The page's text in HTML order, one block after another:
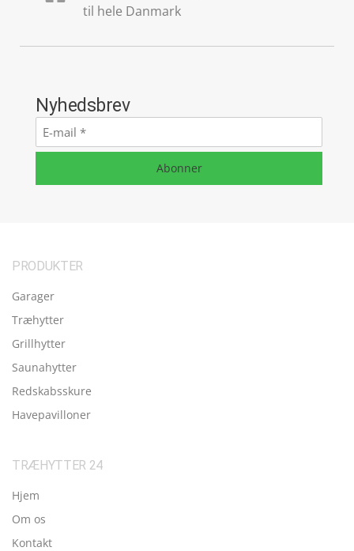
til hele Danmark
Nyhedsbrev
E-
mail*
Abonner
PRODUKTER
Garager
Træhytter
Grillhytter
Saunahytter
Redskabsskure
Havepavilloner
TRÆHYTTER 24
Hjem
Om os
Kontakt